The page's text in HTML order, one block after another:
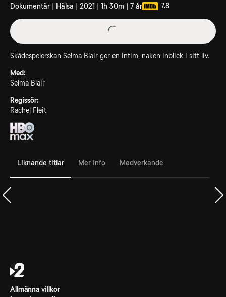
Dokumentär | Hälsa | 2021 | 1h 30m | 7 år 7.8
Skådespelerskan Selma Blair ger en intim, naken inblick i sitt liv.
Med:
Selma Blair
Regissör:
Rachel Fleit
Liknande titlar Mer info Medverkande
Allmänna villkor